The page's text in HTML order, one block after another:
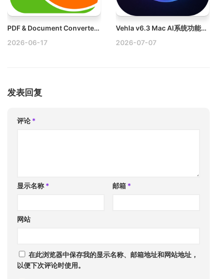
PDF & Document Converter v6.3.1 Mac PDF转换器-文件转换器破解版
2026-06-17
Vehla v6.3 Mac AI系统功能破解版
2026-07-07
发表回复
评论 *
显示名称 * 邮箱 *
网站
在此浏览器中保存我的显示名称、邮箱地址和网站地址，
以便下次评论时使用。